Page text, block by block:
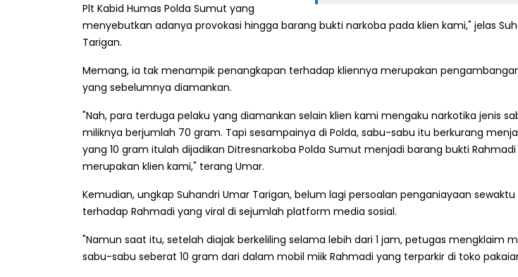
Plt Kabid Humas Polda Sumut yang
menyebutkan adanya provokasi hingga barang bukti narkoba pada klien kami," jelas
Tarigan.
Memang, ia tak menampik penangkapan terhadap kliennya merupakan
yang sebelumnya diamankan.
"Nah, para terduga pelaku yang diamankan selain klien kami mengaku narkotika jenis
miliknya berjumlah 70 gram. Tapi sesampainya di Polda, sabu-sabu itu berkurang
yang 10 gram itulah dijadikan Ditresnarkoba Polda Sumut menjadi barang bukti
merupakan klien kami," terang Umar.
Kemudian, ungkap Suhandri Umar Tarigan, belum lagi persoalan penganiayaan
terhadap Rahmadi yang viral di sejumlah platform media sosial.
"Namun saat itu, setelah diajak berkeliling selama lebih dari 1 jam, petugas mengklaim
sabu-sabu seberat 10 gram dari dalam mobil miik Rahmadi yang terparkir di toko